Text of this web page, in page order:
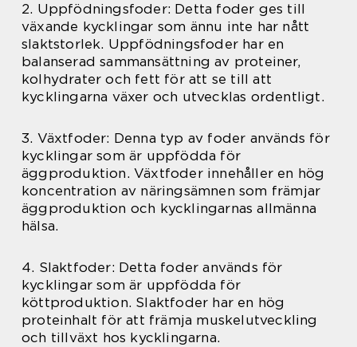
2. Uppfödningsfoder: Detta foder ges till
växande kycklingar som ännu inte har nått
slaktstorlek. Uppfödningsfoder har en
balanserad sammansättning av proteiner,
kolhydrater och fett för att se till att
kycklingarna växer och utvecklas ordentligt.
3. Växtfoder: Denna typ av foder används för
kycklingar som är uppfödda för
äggproduktion. Växtfoder innehåller en hög
koncentration av näringsämnen som främjar
äggproduktion och kycklingarnas allmänna
hälsa.
4. Slaktfoder: Detta foder används för
kycklingar som är uppfödda för
köttproduktion. Slaktfoder har en hög
proteinhalt för att främja muskelutveckling
och tillväxt hos kycklingarna.